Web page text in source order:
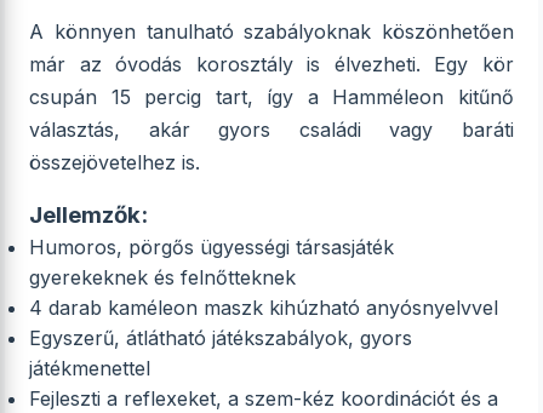
A könnyen tanulható szabályoknak köszönhetően
már az óvodás korosztály is élvezheti. Egy kör
csupán 15 percig tart, így a Hamméleon kitűnő
választás, akár gyors családi vagy baráti
összejövetelhez is.
Jellemzők:
Humoros, pörgős ügyességi társasjáték
gyerekeknek és felnőtteknek
4 darab kaméleon maszk kihúzható anyósnyelvvel
Egyszerű, átlátható játékszabályok, gyors
játékmenettel
Fejleszti a reflexeket, a szem-kéz koordinációt és a